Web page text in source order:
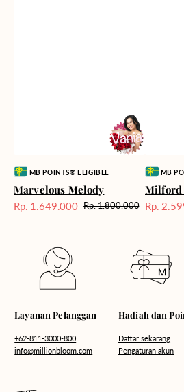
Vendor:MB POINTS® ELIGIBLE
Marvelous Melody
Harga
Rp. 1.649.000 Harga
Rp. 1.800.000
Vendor:
MB
Milford
Harga
Rp.
Layanan Pelanggan
+62-811-3000-800
info@millionbloom.com
Hadiah dan
Daftar sekarang
Pengaturan akun